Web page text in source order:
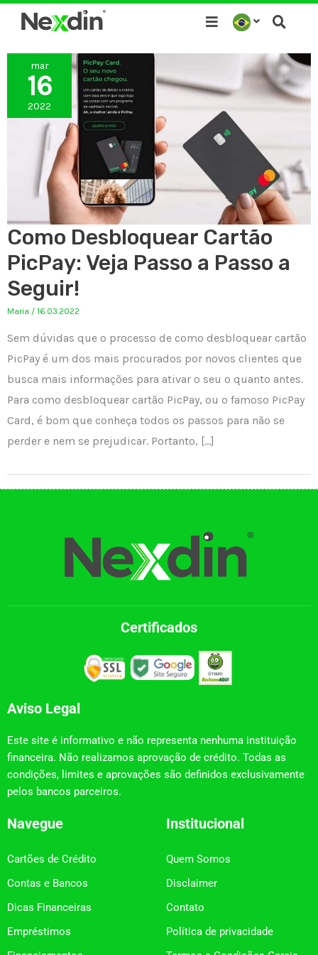
para
conteúdo
mar
16
2022
Como Desbloquear Cartão
PicPay: Veja Passo a Passo a
Seguir!
Maria / 16.03.2022
Sem dúvidas que o processo de como desbloquear cartão
PicPay é um dos mais procurados por novos clientes que
busca mais informações para ativar o seu o quanto antes.
Para como desbloquear cartão PicPay, ou o famoso PicPay
Card, é bom que conheça todos os passos para não se
perder e nem se prejudicar. Portanto, […]
Certificados
Aviso Legal
Este site é informativo e não representa nenhuma instituição
financeira. Não realizamos aprovação de crédito. Todas as
condições, limites e aprovações são definidos exclusivamente
pelos bancos parceiros.
Navegue
Cartões de Crédito
Contas e Bancos
Dicas Financeiras
Empréstimos
Institucional
Quem Somos
Disclaimer
Contato
Política de privacidade